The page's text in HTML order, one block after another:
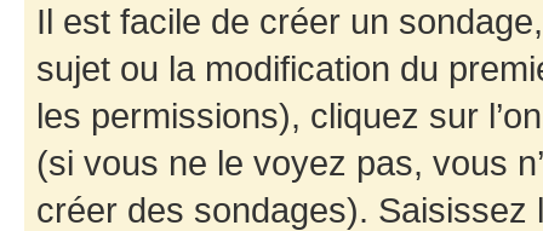
Il est facile de créer un
sujet ou la modification du
les permissions), cliquez sur
(si vous ne le voyez pas, vous
créer des sondages).